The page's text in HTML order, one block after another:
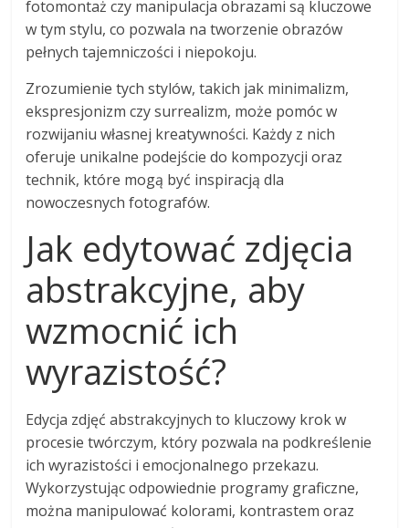
fotomontaż czy manipulacja obrazami są kluczowe
w tym stylu, co pozwala na tworzenie obrazów
pełnych tajemniczości i niepokoju.
Zrozumienie tych stylów, takich jak minimalizm,
ekspresjonizm czy surrealizm, może pomóc w
rozwijaniu własnej kreatywności. Każdy z nich
oferuje unikalne podejście do kompozycji oraz
technik, które mogą być inspiracją dla
nowoczesnych fotografów.
Jak edytować zdjęcia
abstrakcyjne, aby
wzmocnić ich
wyrazistość?
Edycja zdjęć abstrakcyjnych to kluczowy krok w
procesie twórczym, który pozwala na podkreślenie
ich wyrazistości i emocjonalnego przekazu.
Wykorzystując odpowiednie programy graficzne,
można manipulować kolorami, kontrastem oraz